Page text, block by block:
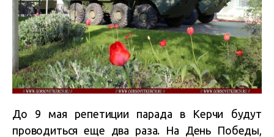
До 9 мая репетиции парада в Керчи будут
проводиться еще два раза. На День Победы,